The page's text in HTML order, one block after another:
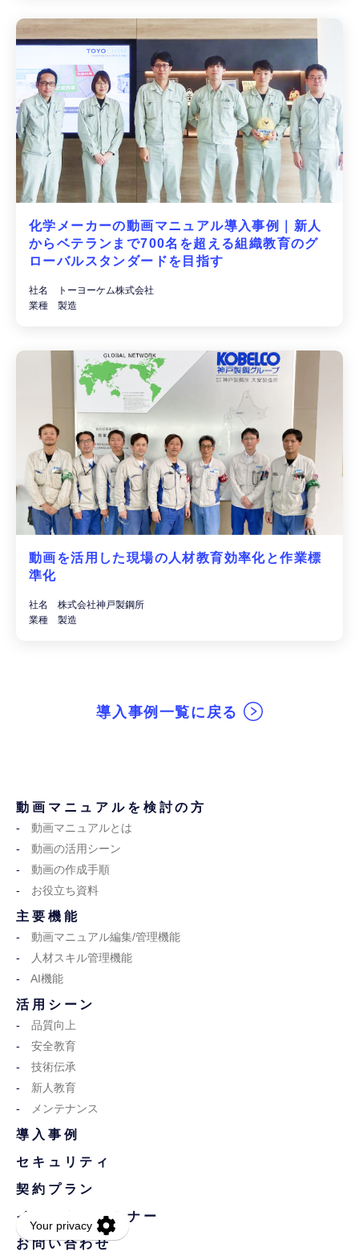
化学メーカーの動画マニュアル導入事例｜新人
からベテランまで700名を超える組織教育のグ
ローバルスタンダードを目指す
社名 トーヨーケム株式会社
業種 製造
動画を活用した現場の人材教育効率化と作業標
準化
社名 株式会社神戸製鋼所
業種 製造
導入事例一覧に戻る
動画マニュアルを検討の方
動画マニュアルとは
動画の活用シーン
動画の作成手順
お役立ち資料
主要機能
動画マニュアル編集/管理機能
人材スキル管理機能
AI機能
活用シーン
品質向上
安全教育
技術伝承
新人教育
メンテナンス
導入事例
セキュリティ
契約プラン
イベント・セミナー
お問い合わせ